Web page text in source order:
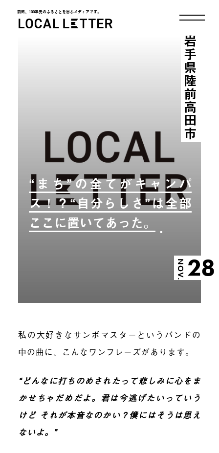
前略、100年先のふるさとを思ふメディアです。
“まち”の全てがキャンパ
ス！？“自分らしさ”は全部
ここに置いてあった。
NOV. 28
岩手県陸前高田市
私の大好きなサンボマスターというバンドの
中の曲に、こんなワンフレーズがあります。
“どんなに打ちのめされたって悲しみに心をま
かせちゃだめだよ。君は今逃げたいっていう
けど それが本音なのかい？僕にはそうは思え
ないよ。”